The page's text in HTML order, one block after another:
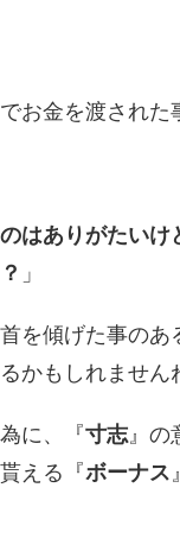
お金を渡された
はありがたいけ
」
を傾げた事のあ
かもしれません
に、『寸志 』の
える『ボーナス 』